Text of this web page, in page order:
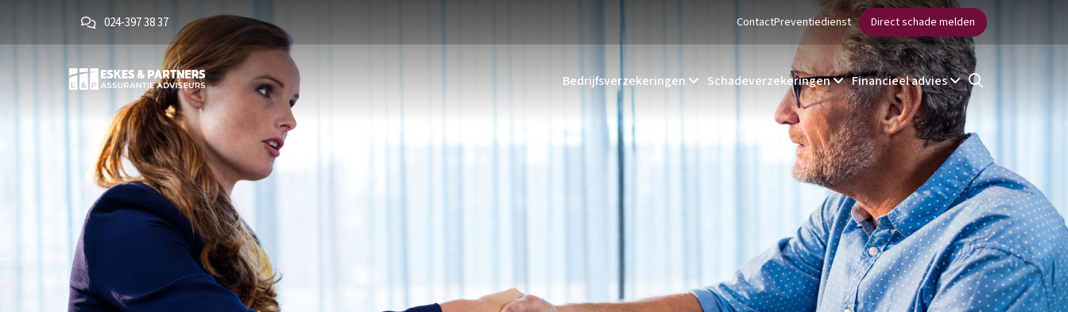
024-397 38 37 ContactPreventiedienst Direct schade melden
Bedrijfsverzekeringen Schadeverzekeringen Financieel advies